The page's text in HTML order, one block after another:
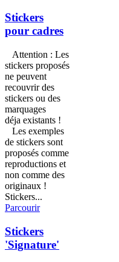
Stickers
pour cadres
Attention : Les
stickers proposés
ne peuvent
recouvrir des
stickers ou des
marquages
déja existants !
Les exemples
de stickers sont
proposés comme
reproductions et
non comme des
originaux !
Stickers...
Parcourir
Stickers
'Signature'